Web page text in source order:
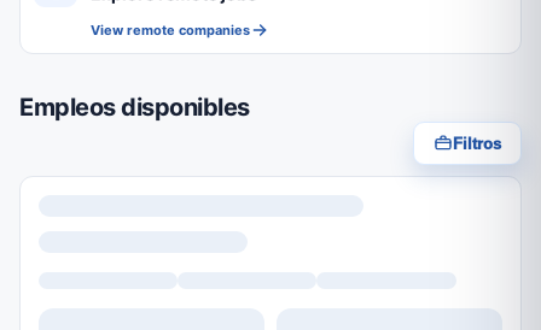
View remote companies
Empleos disponibles
Filtros